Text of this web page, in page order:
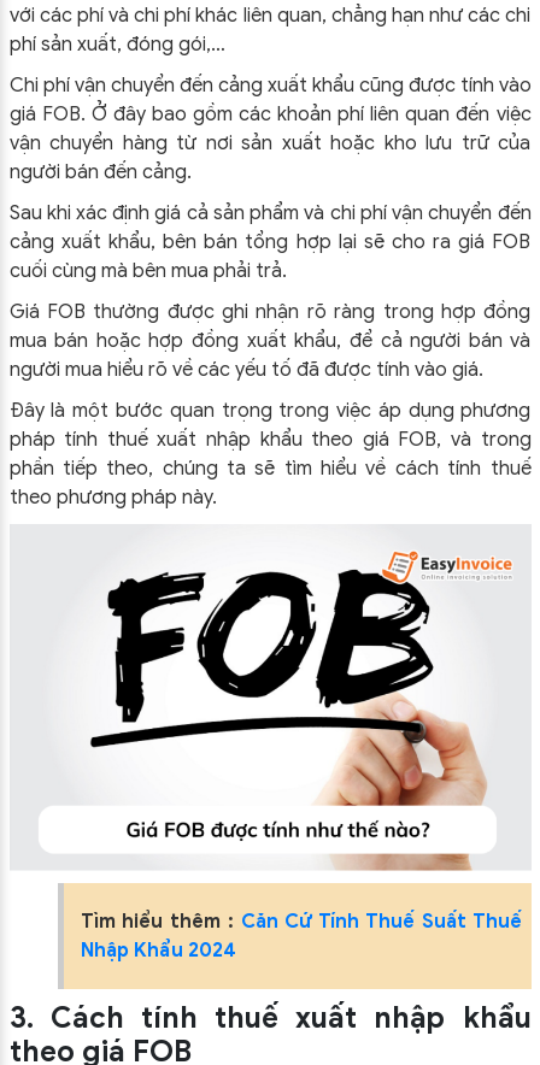
với các phí và chi phí khác liên quan, chẳng hạn như các chi
phí sản xuất, đóng gói,…
Chi phí vận chuyển đến cảng xuất khẩu cũng được tính vào
giá FOB. Ở đây bao gồm các khoản phí liên quan đến việc
vận chuyển hàng từ nơi sản xuất hoặc kho lưu trữ của
người bán đến cảng.
Sau khi xác định giá cả sản phẩm và chi phí vận chuyển đến
cảng xuất khẩu, bên bán tổng hợp lại sẽ cho ra giá FOB
cuối cùng mà bên mua phải trả.
Giá FOB thường được ghi nhận rõ ràng trong hợp đồng
mua bán hoặc hợp đồng xuất khẩu, để cả người bán và
người mua hiểu rõ về các yếu tố đã được tính vào giá.
Đây là một bước quan trọng trong việc áp dụng phương
pháp tính thuế xuất nhập khẩu theo giá FOB, và trong
phần tiếp theo, chúng ta sẽ tìm hiểu về cách tính thuế
theo phương pháp này.
Tìm hiểu thêm : Căn Cứ Tính Thuế Suất Thuế
Nhập Khẩu 2024
3. Cách tính thuế xuất nhập khẩu
theo giá FOB